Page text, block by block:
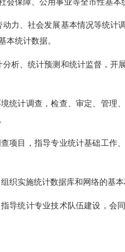
力、社会发展基本情况等统
本统计数据。
析、统计预测和统计监督，
统计调查，检查、审定、管理
查项目，指导专业统计基础工作
织实施统计数据库和网络的基
导统计专业技术队伍建设，会